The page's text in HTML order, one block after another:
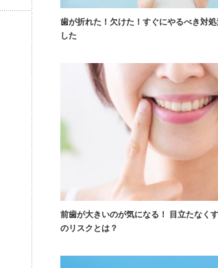
歯が折れた！欠けた！すぐにやるべき対
した
前歯が大きいのが気になる！ 目立たなく
のリスクとは？